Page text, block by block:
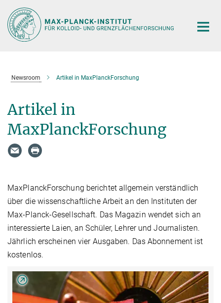
Hauptinhalt
Newsroom Artikel in MaxPlanckForschung
Artikel in
MaxPlanckForschung
MaxPlanckForschung berichtet allgemein verständlich
über die wissenschaftliche Arbeit an den Instituten der
Max-Planck-Gesellschaft. Das Magazin wendet sich an
interessierte Laien, an Schüler, Lehrer und Journalisten.
Jährlich erscheinen vier Ausgaben. Das Abonnement ist
kostenlos.